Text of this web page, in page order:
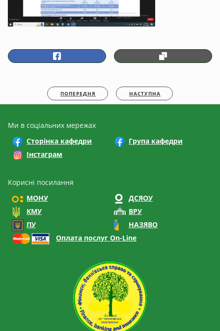
ПОПЕРЕДНЯ НАСТУПНА
Ми в соціальних мережах
Сторінка кафедри
Група кафедри
Інстаграм
Корисні посилання
МОНУ
ДСЯОУ
КМУ
ВРУ
ПУ
НАЗЯВО
Оплата послуг On-Line